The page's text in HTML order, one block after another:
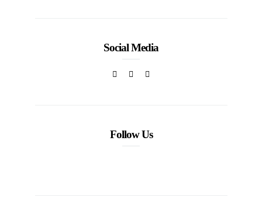
Social Media
Follow Us